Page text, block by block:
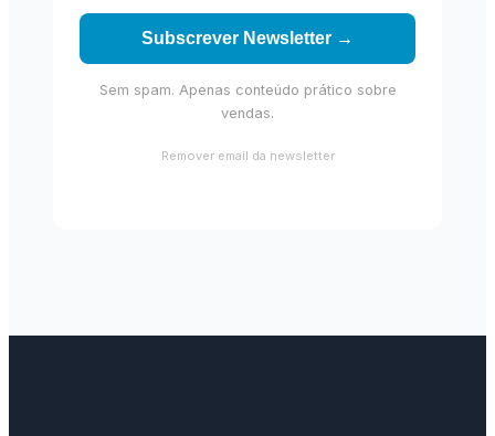
Subscrever Newsletter →
Sem spam. Apenas conteúdo prático sobre
vendas.
Remover email da newsletter